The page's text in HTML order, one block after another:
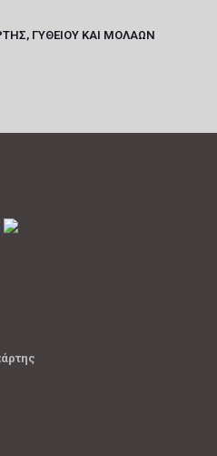
ΓΥΘΕΙΟΥ ΚΑΙ ΜΟΛΑΩΝ